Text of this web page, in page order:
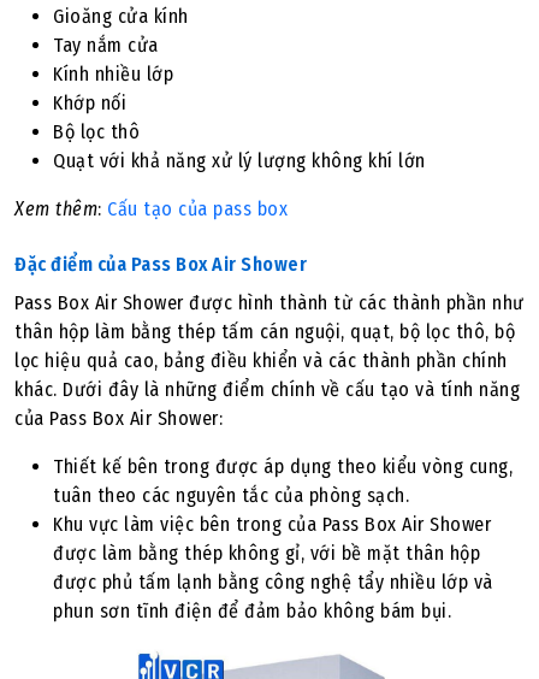
Gioăng cửa kính
Tay nắm cửa
Kính nhiều lớp
Khớp nối
Bộ lọc thô
Quạt với khả năng xử lý lượng không khí lớn
Xem thêm: Cấu tạo của pass box
Đặc điểm của Pass Box Air Shower
Pass Box Air Shower được hình thành từ các thành phần như
thân hộp làm bằng thép tấm cán nguội, quạt, bộ lọc thô, bộ
lọc hiệu quả cao, bảng điều khiển và các thành phần chính
khác. Dưới đây là những điểm chính về cấu tạo và tính năng
của Pass Box Air Shower:
Thiết kế bên trong được áp dụng theo kiểu vòng cung,
tuân theo các nguyên tắc của phòng sạch.
Khu vực làm việc bên trong của Pass Box Air Shower
được làm bằng thép không gỉ, với bề mặt thân hộp
được phủ tấm lạnh bằng công nghệ tẩy nhiều lớp và
phun sơn tĩnh điện để đảm bảo không bám bụi.